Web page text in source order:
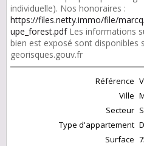
individuelle). Nos honoraires :
https://files.netty.immo/file/
upe_forest.pdfLes informations
bien est exposé sont disponibles
georisques.gouv.fr
Référence
Ville
Secteur
Type d'appartement
Surface